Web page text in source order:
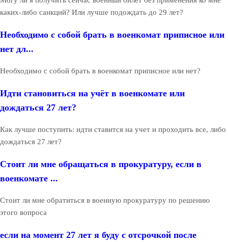
каких-либо санкций? Или лучше подождать до 29 лет?
Необходимо с собой брать в военкомат приписное или
нет дл...
Необходимо с собой брать в военкомат приписное или нет?
Идти становиться на учёт в военкомате или
дождаться 27 лет?
Как лучше поступить: идти ставится на учет и проходить все, либо
дождаться 27 лет?
Стоит ли мне обращаться в прокуратуру, если в
военкомате ...
Стоит ли мне обратиться в военную прокуратуру по решению
этого вопроса
если на момент 27 лет я буду с отсрочкой после